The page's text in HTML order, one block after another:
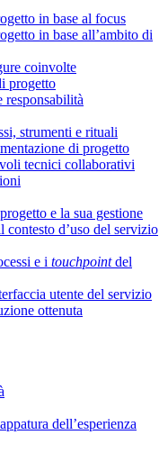
in base al focus
in base all’ambito di
coinvolte
progetto
strumenti e rituali
di progetto
tecnici collaborativi
e la sua gestione
contesto d’uso del servizio
e i touchpointdel
utente del servizio
ottenuta
dell’esperienza